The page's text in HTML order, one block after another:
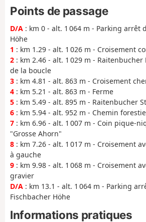
Points de passage
D/A : km 0 - alt. 1 064 m - Parking arrêt
Höhe
1 : km 1.29 - alt. 1 026 m - Croisement
2 : km 2.46 - alt. 1 029 m -
de la boucle
3 : km 4.81 - alt. 863 m - Croisement
4 : km 5.21 - alt. 863 m - Ferme
5 : km 5.49 - alt. 895 m - Raitenbucher
6 : km 5.94 - alt. 952 m - Chemin
7 : km 6.96 - alt. 1 007 m - Coin pique-
"Grosse Ahorn"
8 : km 7.26 - alt. 1 017 m - Croisement
à gauche
9 : km 9.98 - alt. 1 068 m - Croisement
gravier
D/A : km 13.1 - alt. 1 064 m - Parking
Fischbacher Höhe
Informations pratiques